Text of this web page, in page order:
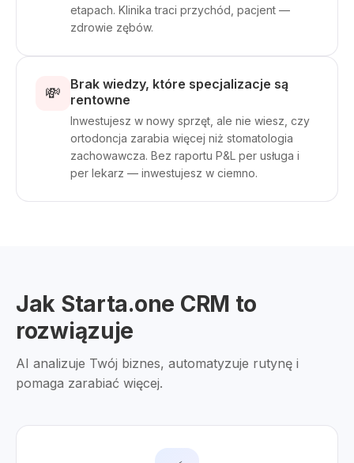
etapach. Klinika traci przychód, pacjent —
zdrowie zębów.
💸
Brak wiedzy, które specjalizacje są
rentowne
Inwestujesz w nowy sprzęt, ale nie wiesz, czy
ortodoncja zarabia więcej niż stomatologia
zachowawcza. Bez raportu P&L per usługa i
per lekarz — inwestujesz w ciemno.
Jak Starta.one CRM to
rozwiązuje
AI analizuje Twój biznes, automatyzuje rutynę i
pomaga zarabiać więcej.